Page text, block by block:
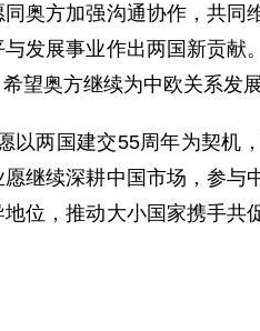
奥方加强沟通协作，共同
发展事业作出两国新贡献
望奥方继续为中欧关系发
两国建交55周年为契机
继续深耕中国市场，参与
位，推动大小国家携手共